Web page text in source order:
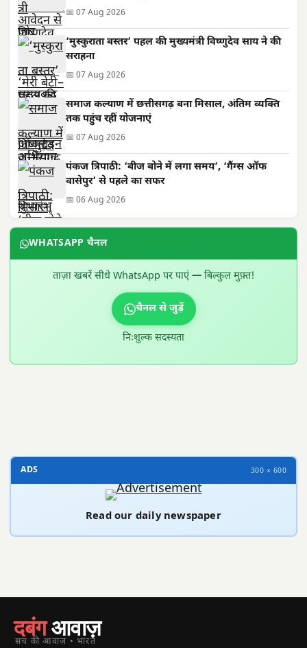
📅 07 Aug 2026
‘मुस्कुराता बस्तर’ पहल की मुख्यमंत्री विष्णुदेव साय ने की
सराहना
📅 07 Aug 2026
समाज कल्याण में छत्तीसगढ़ बना मिसाल, अंतिम व्यक्ति
तक पहुंच रहीं योजनाएं
📅 07 Aug 2026
पंकज त्रिपाठी: ‘बीज बोने में लगा समय’, ‘गैंग्स ऑफ
वासेपुर’ से पहले का सफर
📅 06 Aug 2026
WHATSAPP चैनल
ताज़ा खबरें सीधे WhatsApp पर पाएं — बिल्कुल मुफ़्त!
चैनल से जुड़ें
निःशुल्क सदस्यता
ADS 300 × 600
Read our daily newspaper
दबंगआवाज़
सच की आवाज़ • भारत